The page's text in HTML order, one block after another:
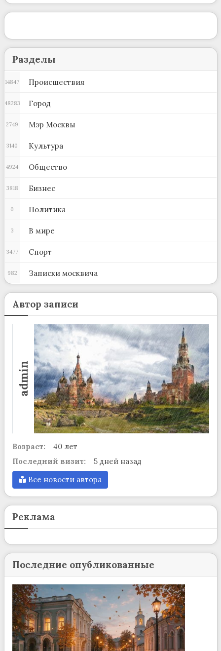
Разделы
Происшествия
14847
Город
48283
Мэр Москвы
2749
Культура
3140
Общество
4924
Бизнес
3818
Политика
0
В мире
3
Спорт
3477
Записки москвича
982
Автор записи
admin
Возраст:
40 лет
Последний визит:
5 дней назад
Все новости автора
Реклама
Последние опубликованные